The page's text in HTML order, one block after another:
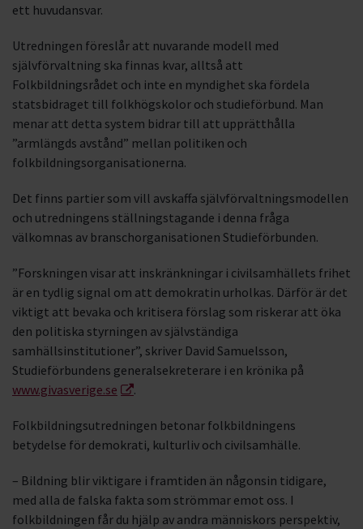
ett huvudansvar.
Utredningen föreslår att nuvarande modell med
självförvaltning ska finnas kvar, alltså att
Folkbildningsrådet och inte en myndighet ska fördela
statsbidraget till folkhögskolor och studieförbund. Man
menar att detta system bidrar till att upprätthålla
”armlängds avstånd” mellan politiken och
folkbildningsorganisationerna.
Det finns partier som vill avskaffa självförvaltningsmodellen
och utredningens ställningstagande i denna fråga
välkomnas av branschorganisationen Studieförbunden.
”Forskningen visar att inskränkningar i civilsamhällets frihet
är en tydlig signal om att demokratin urholkas. Därför är det
viktigt att bevaka och kritisera förslag som riskerar att öka
den politiska styrningen av självständiga
samhällsinstitutioner”, skriver David Samuelsson,
Studieförbundens generalsekreterare i en krönika på
www.givasverige.se
.
Folkbildningsutredningen betonar folkbildningens
betydelse för demokrati, kulturliv och civilsamhälle.
– Bildning blir viktigare i framtiden än någonsin tidigare,
med alla de falska fakta som strömmar emot oss. I
folkbildningen får du hjälp av andra människors perspektiv,